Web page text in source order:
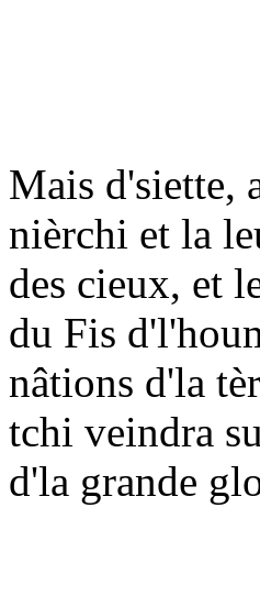
Mais d'siette,
nièrchi et la
des cieux, et
du Fis
nâtions d'la
tchi veindra
d'la grande